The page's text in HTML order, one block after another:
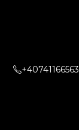
+40741166563